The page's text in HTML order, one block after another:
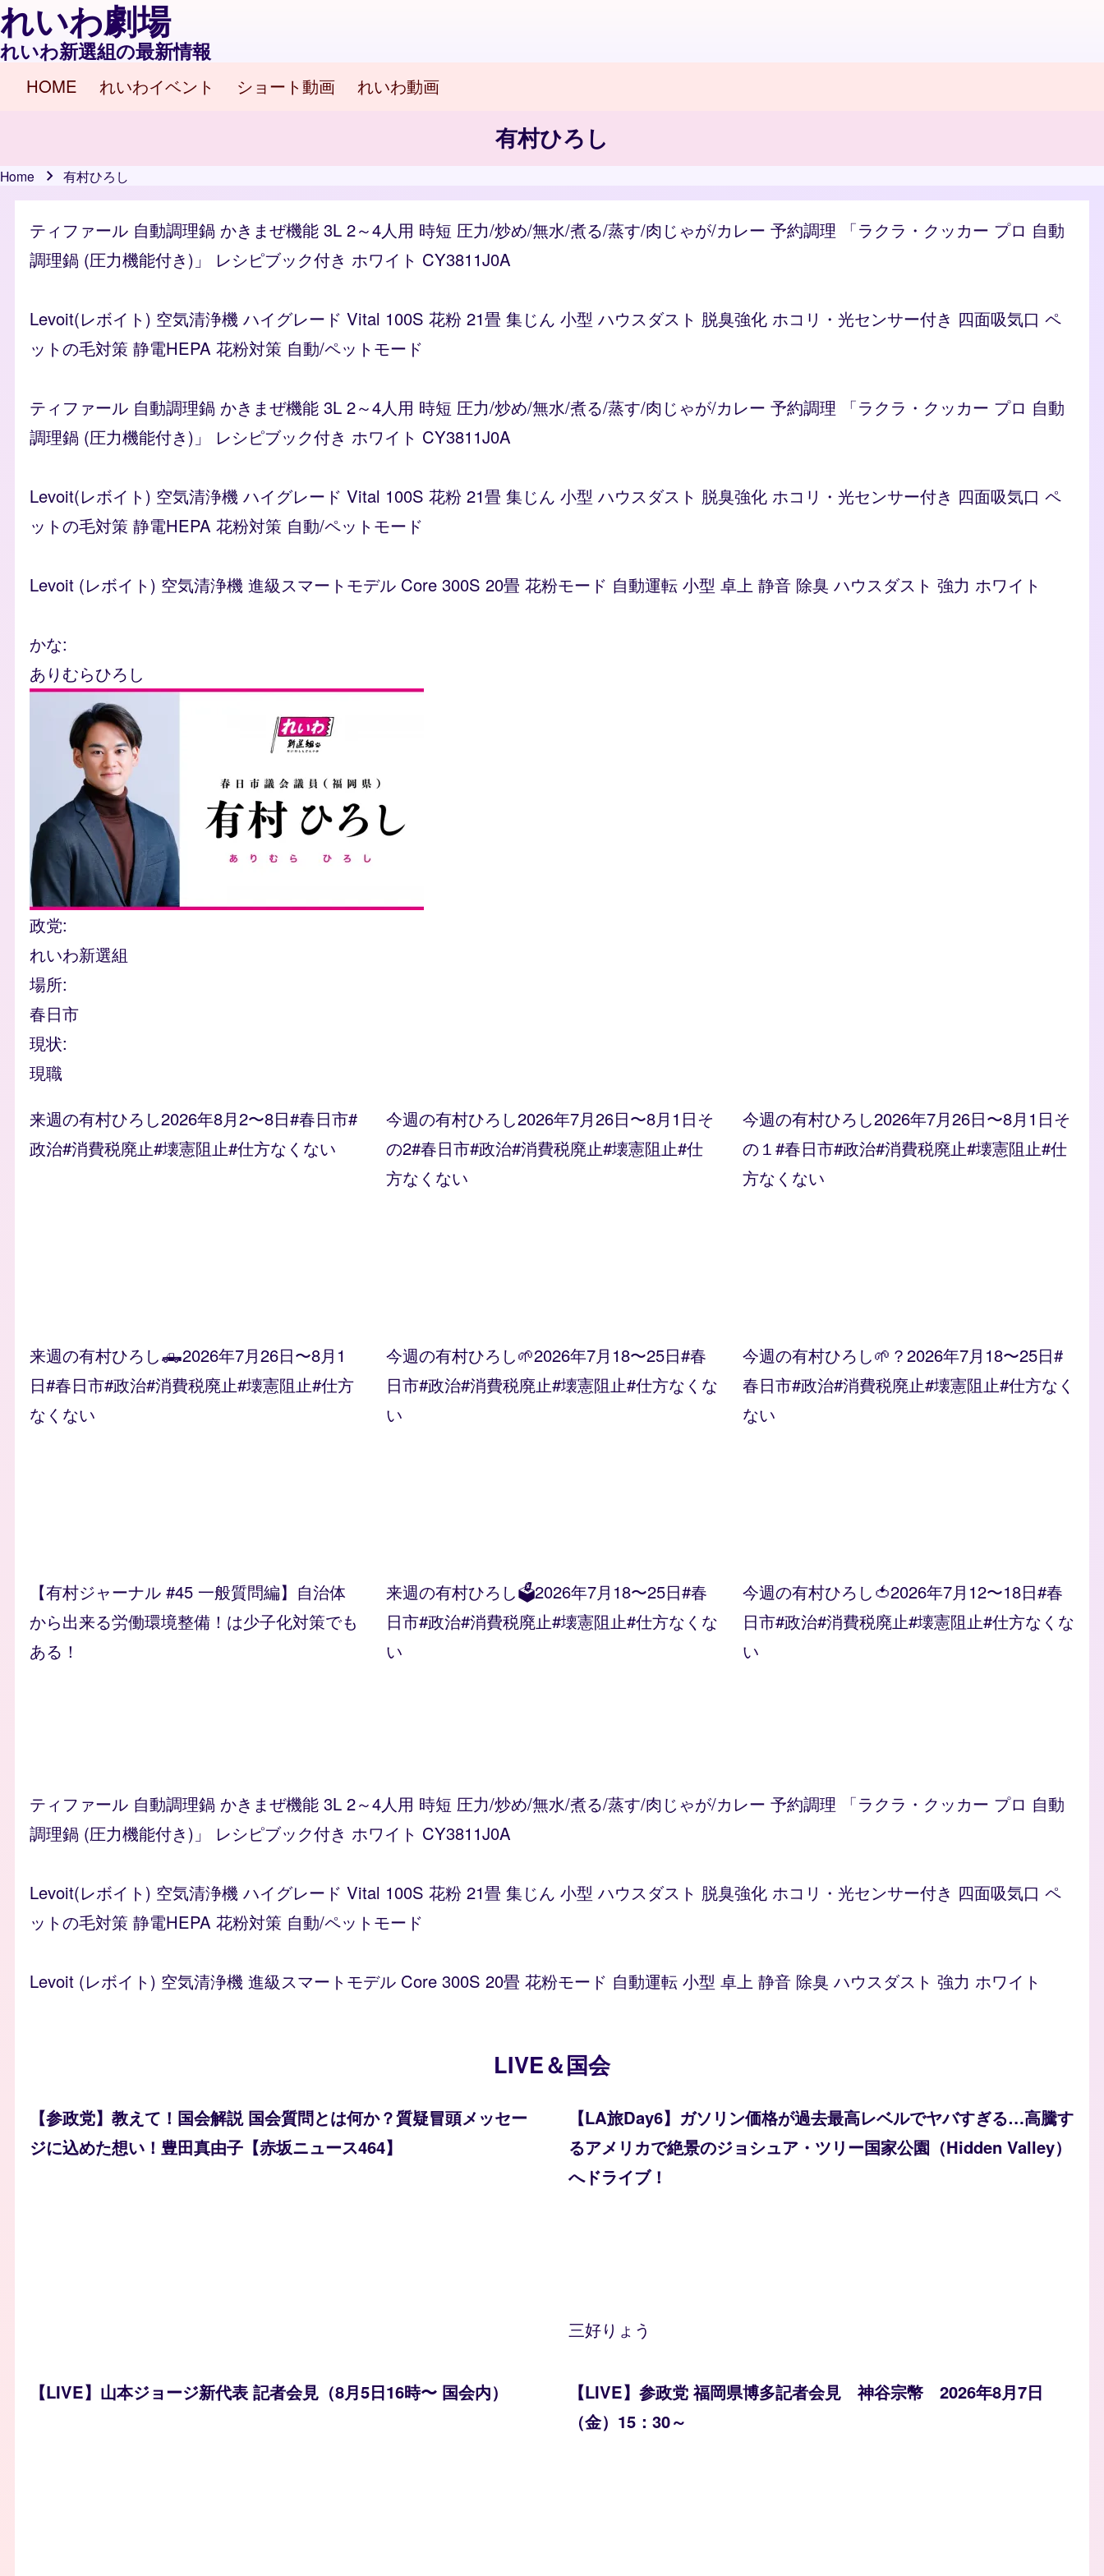
れいわ劇場
れいわ新選組の最新情報
Main navigation
HOME れいわイベント ショート動画 れいわ動画
有村ひろし
Breadcrumb
Home 有村ひろし
ティファール 自動調理鍋 かきまぜ機能 3L 2～4人用 時短 圧力/炒め/無水/煮る/蒸す/肉じゃが/カレー 予約調理 「ラクラ・クッカー プロ 自動
調理鍋 (圧力機能付き)」 レシピブック付き ホワイト CY3811J0A
Levoit(レボイト) 空気清浄機 ハイグレード Vital 100S 花粉 21畳 集じん 小型 ハウスダスト 脱臭強化 ホコリ・光センサー付き 四面吸気口 ペ
ットの毛対策 静電HEPA 花粉対策 自動/ペットモード
ティファール 自動調理鍋 かきまぜ機能 3L 2～4人用 時短 圧力/炒め/無水/煮る/蒸す/肉じゃが/カレー 予約調理 「ラクラ・クッカー プロ 自動
調理鍋 (圧力機能付き)」 レシピブック付き ホワイト CY3811J0A
Levoit(レボイト) 空気清浄機 ハイグレード Vital 100S 花粉 21畳 集じん 小型 ハウスダスト 脱臭強化 ホコリ・光センサー付き 四面吸気口 ペ
ットの毛対策 静電HEPA 花粉対策 自動/ペットモード
Levoit (レボイト) 空気清浄機 進級スマートモデル Core 300S 20畳 花粉モード 自動運転 小型 卓上 静音 除臭 ハウスダスト 強力 ホワイト
かな
ありむらひろし
政党
れいわ新選組
場所
春日市
現状
現職
来週の有村ひろし2026年8月2〜8日#春日市#
政治#消費税廃止#壊憲阻止#仕方なくない
今週の有村ひろし2026年7月26日〜8月1日そ
の2#春日市#政治#消費税廃止#壊憲阻止#仕
方なくない
今週の有村ひろし2026年7月26日〜8月1日そ
の１#春日市#政治#消費税廃止#壊憲阻止#仕
方なくない
来週の有村ひろし🛻2026年7月26日〜8月1
日#春日市#政治#消費税廃止#壊憲阻止#仕方
なくない
今週の有村ひろし🌱2026年7月18〜25日#春
日市#政治#消費税廃止#壊憲阻止#仕方なくな
い
今週の有村ひろし🌱？2026年7月18〜25日#
春日市#政治#消費税廃止#壊憲阻止#仕方なく
ない
【有村ジャーナル #45 一般質問編】自治体
から出来る労働環境整備！は少子化対策でも
ある！
来週の有村ひろし🗳️2026年7月18〜25日#春
日市#政治#消費税廃止#壊憲阻止#仕方なくな
い
今週の有村ひろし🍅2026年7月12〜18日#春
日市#政治#消費税廃止#壊憲阻止#仕方なくな
い
ティファール 自動調理鍋 かきまぜ機能 3L 2～4人用 時短 圧力/炒め/無水/煮る/蒸す/肉じゃが/カレー 予約調理 「ラクラ・クッカー プロ 自動
調理鍋 (圧力機能付き)」 レシピブック付き ホワイト CY3811J0A
Levoit(レボイト) 空気清浄機 ハイグレード Vital 100S 花粉 21畳 集じん 小型 ハウスダスト 脱臭強化 ホコリ・光センサー付き 四面吸気口 ペ
ットの毛対策 静電HEPA 花粉対策 自動/ペットモード
Levoit (レボイト) 空気清浄機 進級スマートモデル Core 300S 20畳 花粉モード 自動運転 小型 卓上 静音 除臭 ハウスダスト 強力 ホワイト
LIVE＆国会
【参政党】教えて！国会解説 国会質問とは何か？質疑冒頭メッセー
ジに込めた想い！豊田真由子【赤坂ニュース464】
【LA旅Day6】ガソリン価格が過去最高レベルでヤバすぎる…高騰す
るアメリカで絶景のジョシュア・ツリー国家公園（Hidden Valley）
へドライブ！
三好りょう
【LIVE】山本ジョージ新代表 記者会見（8月5日16時〜 国会内）
【LIVE】参政党 福岡県博多記者会見 神谷宗幣 2026年8月7日
（金）15：30～